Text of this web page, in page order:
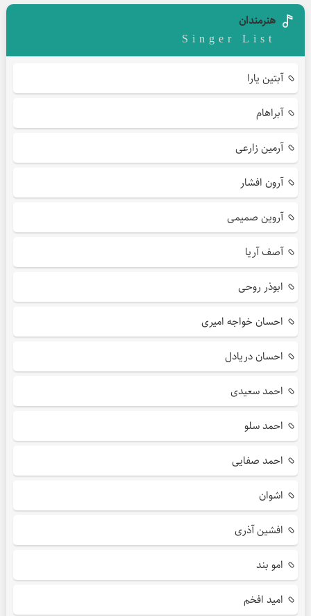
هنرمندان
Singer List
آبتین یارا
آبراهام
آرمین زارعی
آرون افشار
آروین صمیمی
آصف آریا
ابوذر روحی
احسان خواجه امیری
احسان دریادل
احمد سعیدی
احمد سلو
احمد صفایی
اشوان
افشین آذری
امو بند
امید افخم